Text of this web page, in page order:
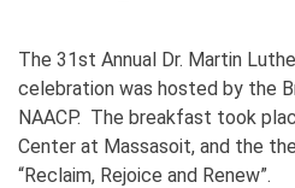
The 31st Annual Dr. Martin
celebration was hosted by the
NAACP. The breakfast took
Center at Massasoit, and the
“Reclaim, Rejoice and Renew”.